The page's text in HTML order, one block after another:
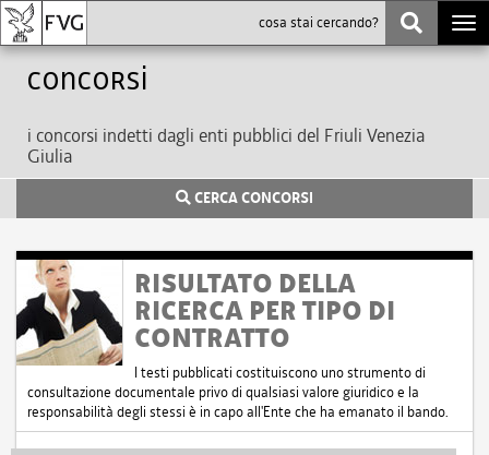
Concorsi
i concorsi indetti dagli enti pubblici del Friuli Venezia
Giulia
CERCA CONCORSI
RISULTATO DELLA
RICERCA PER TIPO DI
CONTRATTO
I testi pubblicati costituiscono uno strumento di
consultazione documentale privo di qualsiasi valore giuridico e la
responsabilità degli stessi è in capo all'Ente che ha emanato il bando.